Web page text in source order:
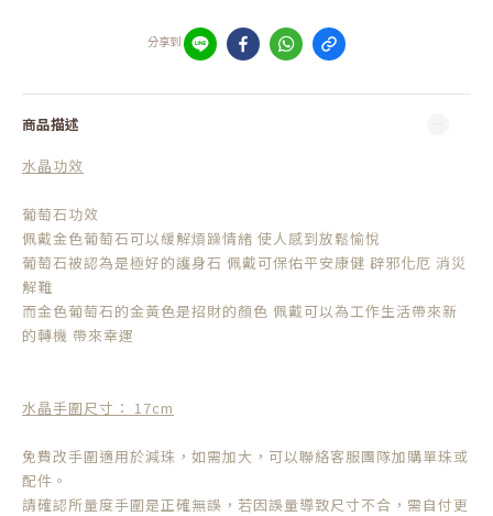
分享到
商品描述
水晶功效
葡萄石功效
佩戴金色葡萄石可以緩解煩躁情緒 使人感到放鬆愉悅
葡萄石被認為是極好的護身石 佩戴可保佑平安康健 辟邪化厄 消災
解難
而金色葡萄石的金黃色是招財的顏色 佩戴可以為工作生活帶來新
的轉機 帶來幸運
水晶手圍尺寸： 17cm
免費改手圍適用於減珠，如需加大，可以聯絡客服團隊加購單珠或
配件。
請確認所量度手圍是正確無誤，若因誤量導致尺寸不合，需自付更